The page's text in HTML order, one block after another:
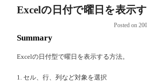
Excelの日付で曜日を表示
Posted on
Summary
Excelの日付型で曜日を表示する方法。
1. セル、行、列など対象を選択